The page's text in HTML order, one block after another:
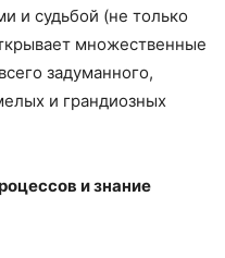
и судьбой (не только
множественные
задуманного,
и грандиозных
и знание